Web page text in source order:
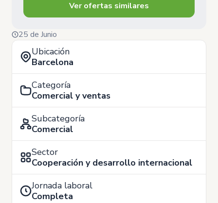
Ver ofertas similares
25 de Junio
Ubicación
Barcelona
Categoría
Comercial y ventas
Subcategoría
Comercial
Sector
Cooperación y desarrollo internacional
Jornada laboral
Completa